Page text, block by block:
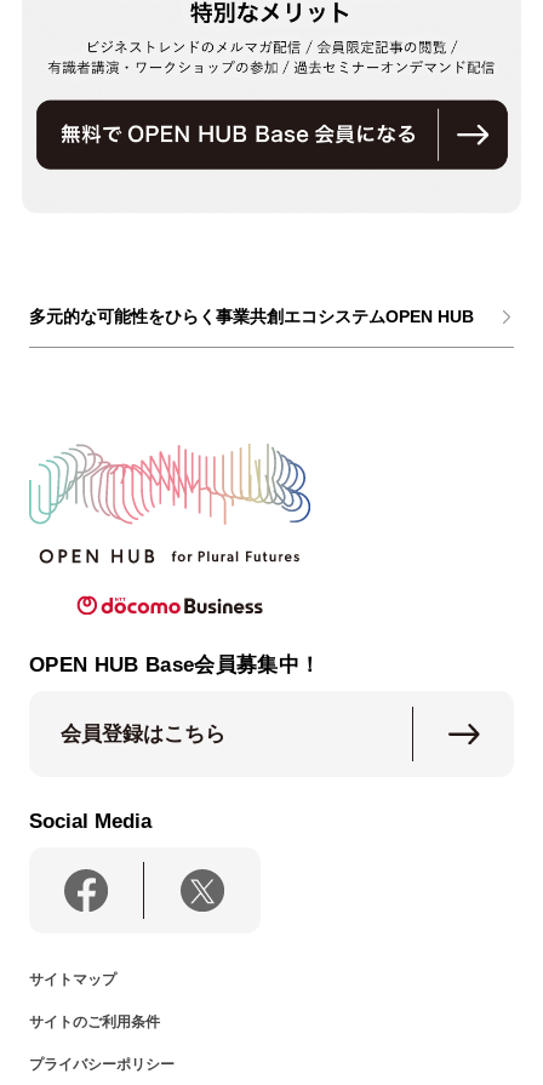
多元的な可能性をひらく事業共創エコシステムOPEN HUB
OPEN HUB Base会員募集中！
会員登録はこちら
Social Media
サイトマップ
サイトのご利用条件
プライバシーポリシー